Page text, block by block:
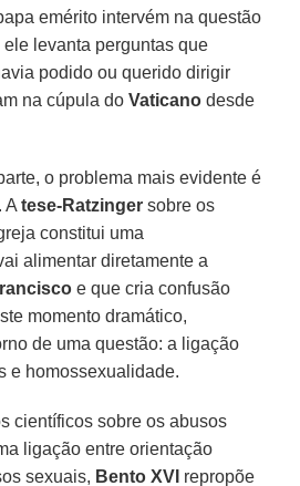
emérito intervém na questão
levanta perguntas que
podido ou querido dirigir
na cúpula doVaticano desde
o problema mais evidente é
Atese-Ratzinger sobre os
constitui uma
alimentar diretamente a
e que cria confusão
momento dramático,
de uma questão: a ligação
e homossexualidade.
científicos sobre os abusos
ligação entre orientação
sexuais, Bento XVI repropõe